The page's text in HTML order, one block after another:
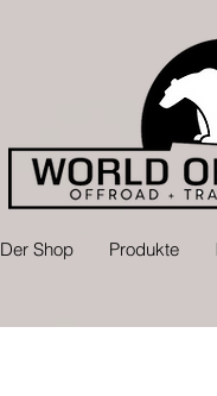
Der Shop Produkte